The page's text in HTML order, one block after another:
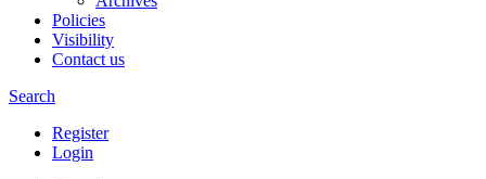
Policies
Visibility
Contact us
Search
Register
Login